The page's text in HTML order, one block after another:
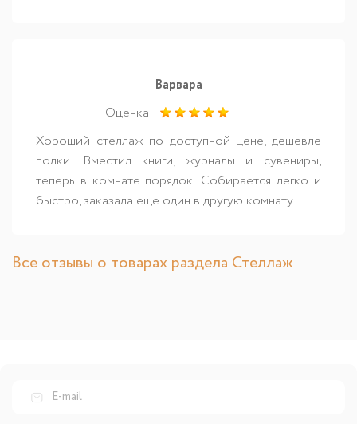
Варвара
Оценка
Хороший стеллаж по доступной цене, дешевле
полки. Вместил книги, журналы и сувениры,
теперь в комнате порядок. Собирается легко и
быстро, заказала еще один в другую комнату.
Все отзывы о товарах раздела Стеллаж